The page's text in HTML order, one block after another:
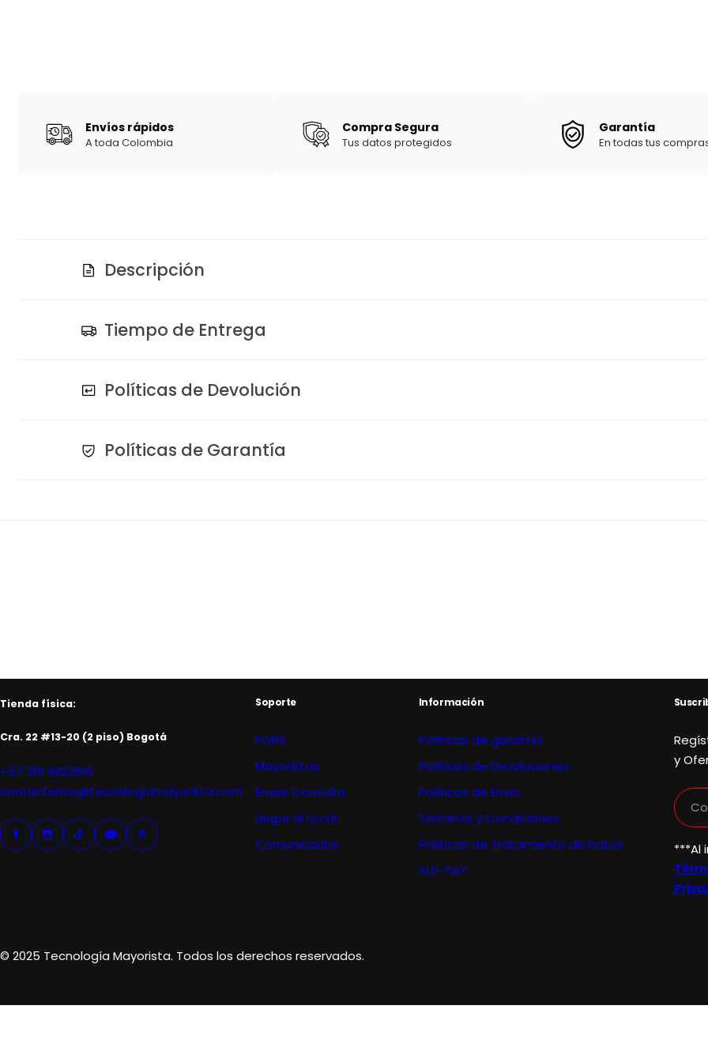
Envíos rápidos
A toda Colombia
Compra Segura
Tus datos protegidos
Garantía
En todas tus
Descripción
Tiempo de Entrega
Políticas de Devolución
Políticas de Garantía
Tienda física:
Cra. 22 #13-20 (2 piso) Bogotá
+57 316 9823916
contactenos@tecnologiamayorista.com
Soporte
PQRS
Mayoristas
Enviar Consulta
Llegar al Local
Comunicados
Información
Políticas de garantía
Políticas de Devoluciones
Políticas de Envío
Términos y Condiciones
Políticas de Tratamiento de Datos
SU+ PAY
y
***Al
© 2025 Tecnología Mayorista. Todos los derechos reservados.